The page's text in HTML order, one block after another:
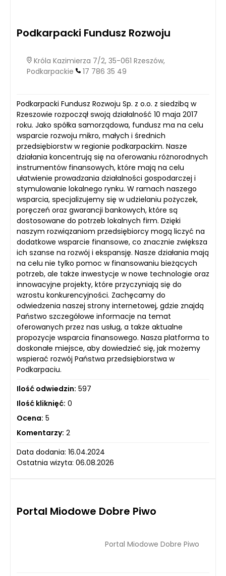
Podkarpacki Fundusz Rozwoju
Króla Kazimierza 7/2, 35-061 Rzeszów,
Podkarpackie
17 786 35 49
Podkarpacki Fundusz Rozwoju Sp. z o.o. z siedzibą w
Rzeszowie rozpoczął swoją działalność 10 maja 2017
roku. Jako spółka samorządowa, fundusz ma na celu
wsparcie rozwoju mikro, małych i średnich
przedsiębiorstw w regionie podkarpackim. Nasze
działania koncentrują się na oferowaniu różnorodnych
instrumentów finansowych, które mają na celu
ułatwienie prowadzania działalności gospodarczej i
stymulowanie lokalnego rynku. W ramach naszego
wsparcia, specjalizujemy się w udzielaniu pożyczek,
poręczeń oraz gwarancji bankowych, które są
dostosowane do potrzeb lokalnych firm. Dzięki
naszym rozwiązaniom przedsiębiorcy mogą liczyć na
dodatkowe wsparcie finansowe, co znacznie zwiększa
ich szanse na rozwój i ekspansję. Nasze działania mają
na celu nie tylko pomoc w finansowaniu bieżących
potrzeb, ale także inwestycje w nowe technologie oraz
innowacyjne projekty, które przyczyniają się do
wzrostu konkurencyjności. Zachęcamy do
odwiedzenia naszej strony internetowej, gdzie znajdą
Państwo szczegółowe informacje na temat
oferowanych przez nas usług, a także aktualne
propozycje wsparcia finansowego. Nasza platforma to
doskonałe miejsce, aby dowiedzieć się, jak możemy
wspierać rozwój Państwa przedsiębiorstwa w
Podkarpaciu.
Ilość odwiedzin: 597
Ilość kliknięć: 0
Ocena: 5
Komentarzy: 2
Data dodania: 16.04.2024
Ostatnia wizyta: 06.08.2026
Portal Miodowe Dobre Piwo
Portal Miodowe Dobre Piwo